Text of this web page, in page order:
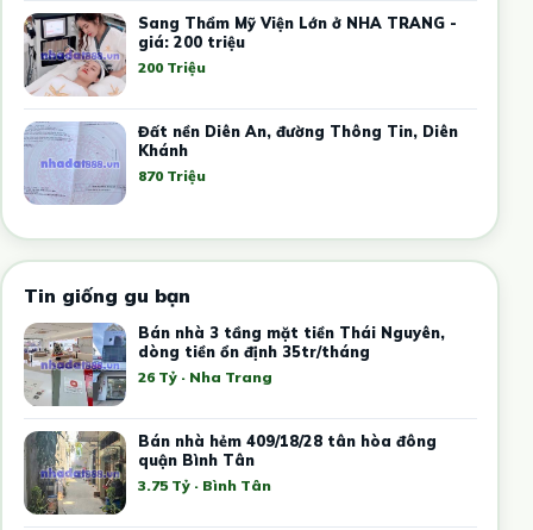
Sang Thẩm Mỹ Viện Lớn ở NHA TRANG -
giá: 200 triệu
200 Triệu
Đất nền Diên An, đường Thông Tin, Diên
Khánh
870 Triệu
Tin giống gu bạn
Bán nhà 3 tầng mặt tiền Thái Nguyên,
dòng tiền ổn định 35tr/tháng
26 Tỷ · Nha Trang
Bán nhà hẻm 409/18/28 tân hòa đông
quận Bình Tân
3.75 Tỷ · Bình Tân